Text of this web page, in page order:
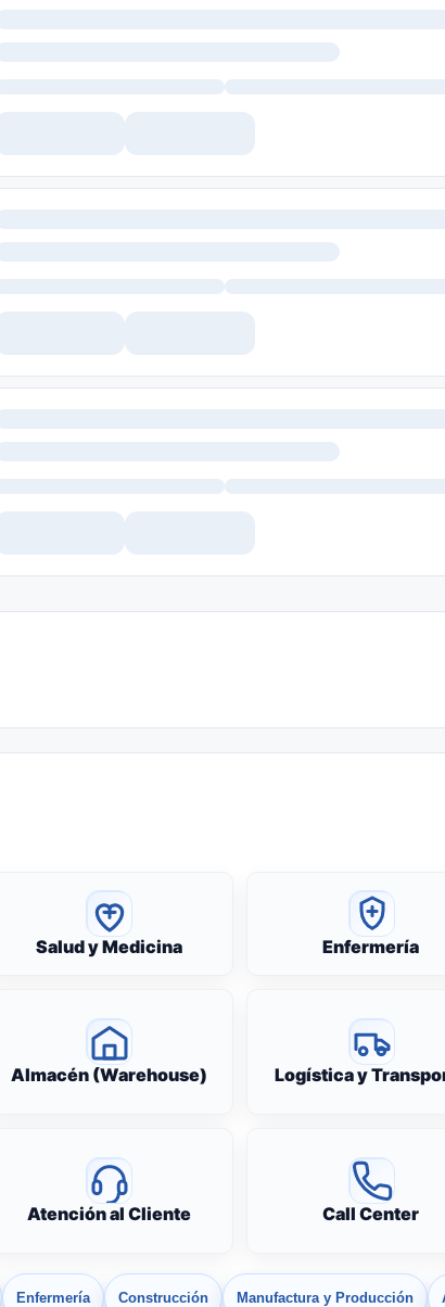
Salud y Medicina Enfermería
Almacén (Warehouse) Logística y
Atención al Cliente Call Center
Enfermería Construcción Manufactura y Producción